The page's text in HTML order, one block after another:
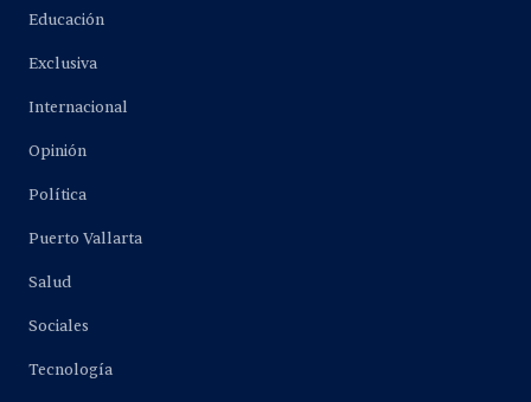
Educación
Exclusiva
Internacional
Opinión
Política
Puerto Vallarta
Salud
Sociales
Tecnología